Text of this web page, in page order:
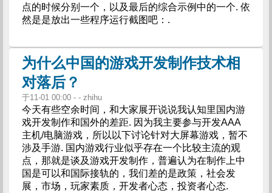
点的时候分别一个，以及最后的综合示例中的一个. 依
然是是放出一些程序运行截图吧：.
为什么中国的游戏开发制作技术相
对落后？
于11-01 00:00 - - zhihu
今天有些空余时间，和大家展开说说我认知里国内游
戏开发制作和国外的差距. 因为我主要参与开发AAA
主机/电脑游戏，所以以下讨论针对大屏幕游戏，暂不
涉及手游. 国内游戏行业似乎存在一个比较主流的观
点，那就是谈及游戏开发制作，普遍认为在制作上中
国是可以和国际接轨的，我们差的是政策，社会发
展，市场，玩家素质，开发者心态，投资者心态.